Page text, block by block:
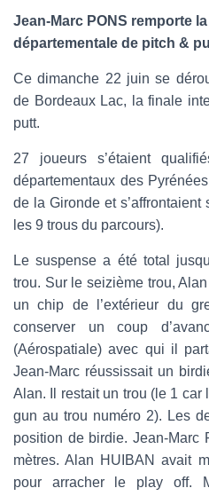
Jean-Marc PONS remporte
départementale de pitch &
Ce dimanche 22 juin se
de Bordeaux Lac, la finale
putt.
27 joueurs s’étaient
départementaux des
de la Gironde et
les 9 trous du parcours).
Le suspense a été total
trou. Sur le seizième trou,
un chip de l’extérieur du
conserver un coup
(Aérospatiale) avec qui il
Jean-Marc réussissait un
Alan. Il restait un trou (le 1 car
gun au trou numéro 2). Les
position de birdie. Jean-Marc
mètres. Alan HUIBAN avait
pour arracher le play off.